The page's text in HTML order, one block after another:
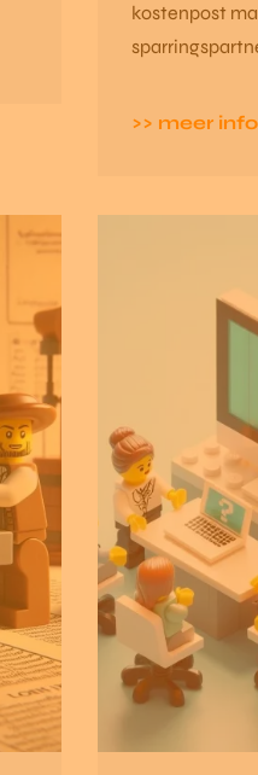
kostenpost
naar innovatie
>> meer